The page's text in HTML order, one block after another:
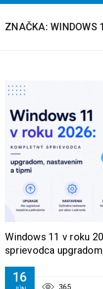
ZNAČKA: WINDOWS
Windows 11 v roku
sprievodca
16
365